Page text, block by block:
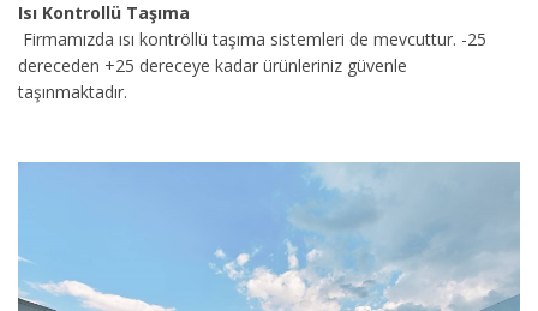
Isı Kontrollü Taşıma
Firmamızda ısı kontröllü taşıma sistemleri de mevcuttur. -25
dereceden +25 dereceye kadar ürünleriniz güvenle
taşınmaktadır.